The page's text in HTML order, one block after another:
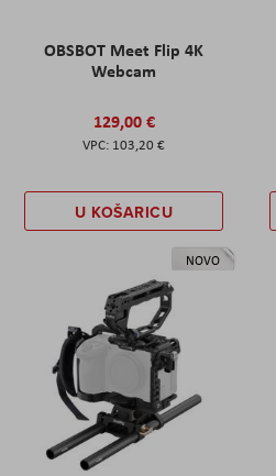
OBSBOT Meet Flip 4K
Webcam
129,00 €
103,20 €
U KOŠARICU
NOVO